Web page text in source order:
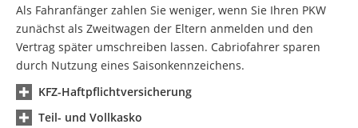
Als Fahranfänger zahlen Sie weniger, wenn Sie Ihren PKW
zunächst als Zweitwagen der Eltern anmelden und den
Vertrag später umschreiben lassen. Cabriofahrer sparen
durch Nutzung eines Saisonkennzeichens.
KFZ-Haftpflichtversicherung
Teil- und Vollkasko